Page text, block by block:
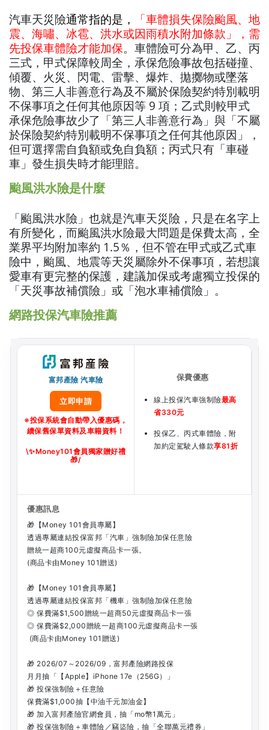
汽車天災險通常指的是，
「車體損失保險颱風、地
震、海嘯、冰雹、洪水或因雨積水附加條款」，需
先投保車體險才能加保。車體險可分為甲、乙、丙
三式，甲式保障較周全，承保危險事故包括碰撞、
傾覆、火災、閃電、雷擊、爆炸、拋擲物或墜落
物、第三人非善意行為及不屬於保險契約特別載明
不保事項之任何其他原因等 9 項；乙式則較甲式
承保危險事故少了「第三人非善意行為」與「不屬
於保險契約特別載明不保事項之任何其他原因」，
但可選擇需自負額或免自負額；丙式只有「車碰
車」發生損失時才能理賠。
颱風洪水險是什麼
「颱風洪水險」也就是汽車天災險，只是在名字上
有所變化，而颱風洪水險最大問題是保費太高，全
業界平均附加率約 1.5％，但不管在甲式或乙式車
險中，颱風、地震等天災屬除外不保事項，若想讓
愛車有更完整的保護，建議加保或考慮獨立投保的
「天災事故補償險」或「泡水車補償險」。
網路投保汽車險推薦
富邦產險 汽車險
立即申請
※投保系統會自動帶入優惠碼，
續保舊保單資料及車籍資料！
\✨Money101會員獨家贈好禮
🎁/
線上投保汽車強制險最高
省330元
投保乙、丙式車體險，附
加約定駕駛人條款享81折
🎁【Money 101會員專屬】
透過專屬連結投保富邦「汽車」強制險加保任意險
贈統一超商100元虛擬商品卡一張。
(商品卡由Money 101贈送)
🎁【Money 101會員專屬】
透過專屬連結投保富邦「機車」強制險加保任意險
◎ 保費滿$1,500贈統一超商50元虛擬商品卡一張
◎ 保費滿$2,000贈統一超商100元虛擬商品卡一張
(商品卡由Money 101贈送)
🎁 2026/07～2026/09，富邦產險網路投保
月月抽「【Apple】iPhone 17e（256G）」
🎁 投保強制險＋任意險
保費滿$1,000抽【中油千元加油金】
🎁 加入富邦產險官網會員，抽「mo幣1萬元」
🎁 投保強制險＋車體險／竊盜險，抽「全聯萬元禮券」